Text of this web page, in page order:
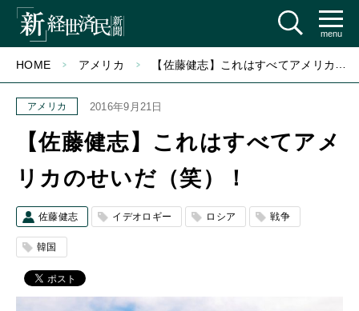
menu
HOME アメリカ 【佐藤健志】これはすべてアメリカのせいだ（笑）！
アメリカ 2016年9月21日
【佐藤健志】これはすべてアメ
リカのせいだ（笑）！
佐藤健志 イデオロギー ロシア 戦争
韓国